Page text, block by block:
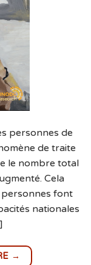
personnes de
de traite
le nombre total
Cela
font
nationales
→